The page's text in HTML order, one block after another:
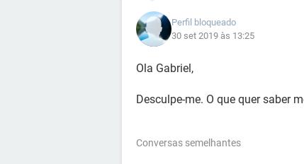
Perfil bloqueado
30 set 2019 às 13:25
Ola Gabriel,
Desculpe-me. O que quer saber
Conversas semelhantes